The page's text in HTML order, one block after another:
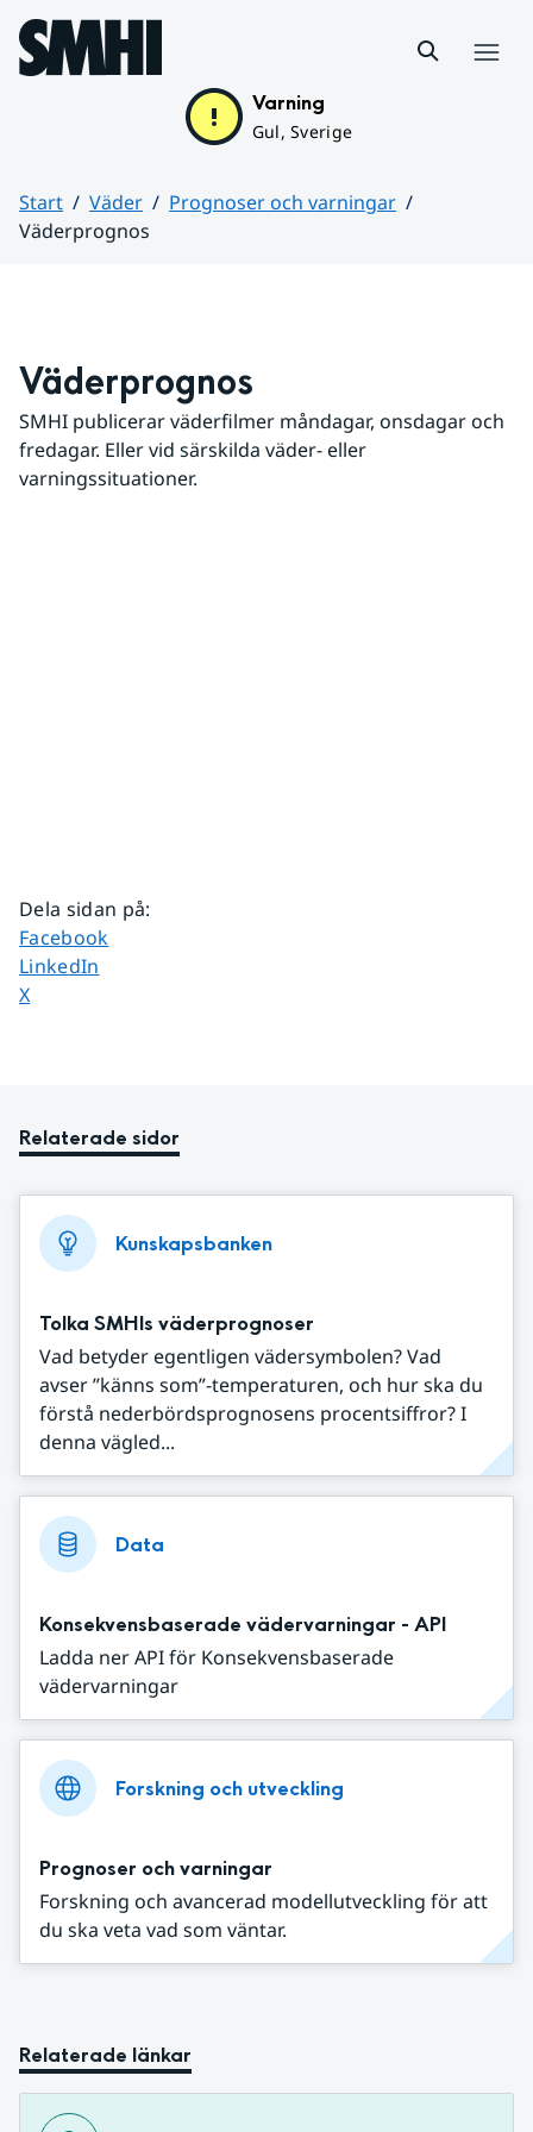
Hoppa till sidans innehåll
Varning
Gul, Sverige
Start Väder
Prognoser och varningar
Väderprognos
Väderprognos
SMHI publicerar väderfilmer måndagar, onsdagar och
fredagar. Eller vid särskilda väder- eller
varningssituationer.
Dela sidan på:
Dela sidan på
Facebook
Dela sidan på
LinkedIn
Dela sidan på
X
Relaterade sidor
Kunskapsbanken
Tolka SMHIs väderprognoser
Vad betyder egentligen vädersymbolen? Vad
avser ”känns som”-temperaturen, och hur ska du
förstå nederbördsprognosens procentsiffror? I
denna vägled...
Data
Konsekvensbaserade vädervarningar - API
Ladda ner API för Konsekvensbaserade
vädervarningar
Forskning och utveckling
Prognoser och varningar
Forskning och avancerad modellutveckling för att
du ska veta vad som väntar.
Relaterade länkar